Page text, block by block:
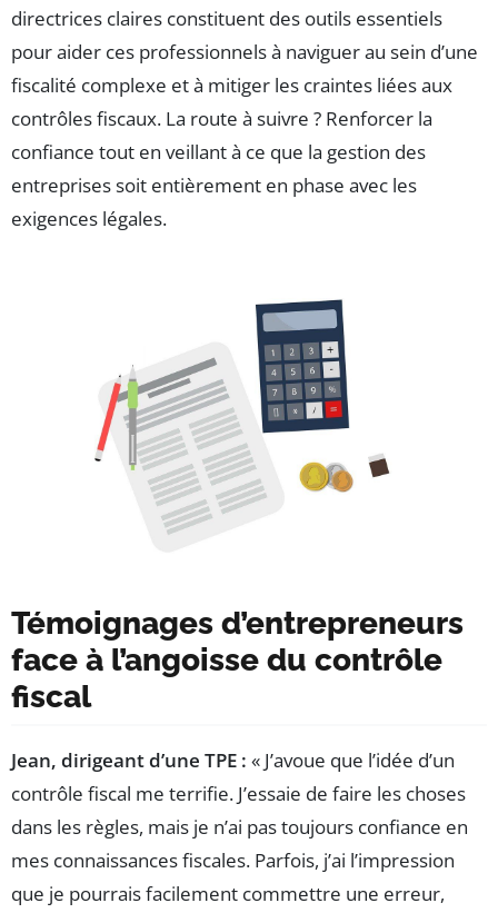
directrices claires constituent des outils essentiels
pour aider ces professionnels à naviguer au sein d’une
fiscalité complexe et à mitiger les craintes liées aux
contrôles fiscaux. La route à suivre ? Renforcer la
confiance tout en veillant à ce que la gestion des
entreprises soit entièrement en phase avec les
exigences légales.
Témoignages d’entrepreneurs
face à l’angoisse du contrôle
fiscal
Jean, dirigeant d’une TPE : « J’avoue que l’idée d’un
contrôle fiscal me terrifie. J’essaie de faire les choses
dans les règles, mais je n’ai pas toujours confiance en
mes connaissances fiscales. Parfois, j’ai l’impression
que je pourrais facilement commettre une erreur,